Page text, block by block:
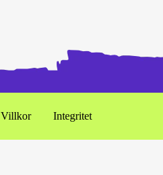
Villkor Integritet